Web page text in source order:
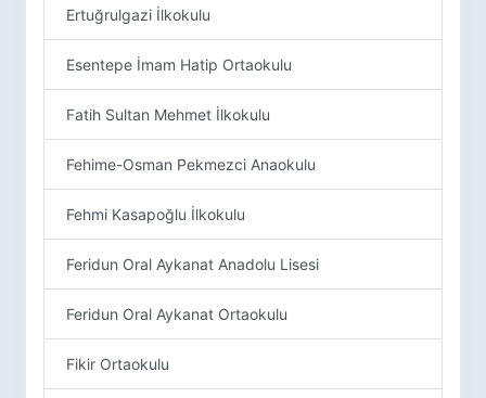
Ertuğrulgazi İlkokulu
Esentepe İmam Hatip Ortaokulu
Fatih Sultan Mehmet İlkokulu
Fehime-Osman Pekmezci Anaokulu
Fehmi Kasapoğlu İlkokulu
Feridun Oral Aykanat Anadolu Lisesi
Feridun Oral Aykanat Ortaokulu
Fikir Ortaokulu